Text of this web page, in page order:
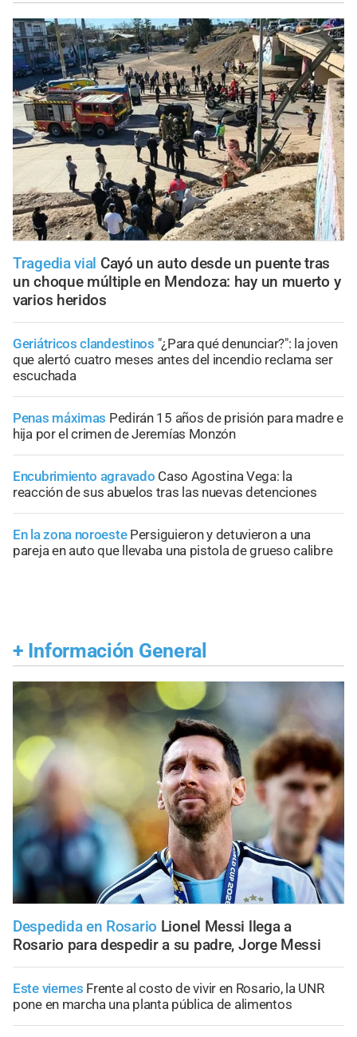
Tragedia vial Cayó un auto desde un puente tras
un choque múltiple en Mendoza: hay un muerto y
varios heridos
Geriátricos clandestinos "¿Para qué denunciar?": la joven
que alertó cuatro meses antes del incendio reclama ser
escuchada
Penas máximas Pedirán 15 años de prisión para madre e
hija por el crimen de Jeremías Monzón
Encubrimiento agravado Caso Agostina Vega: la
reacción de sus abuelos tras las nuevas detenciones
En la zona noroeste Persiguieron y detuvieron a una
pareja en auto que llevaba una pistola de grueso calibre
+ Información General
Despedida en Rosario Lionel Messi llega a
Rosario para despedir a su padre, Jorge Messi
Este viernes Frente al costo de vivir en Rosario, la UNR
pone en marcha una planta pública de alimentos